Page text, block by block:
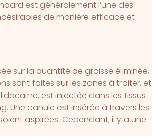
est généralement l’une des
de manière efficace et
sur la quantité de graisse éliminée,
sont faites sur les zones à traiter, et
est injectée dans les tissus
Une canule est insérée à travers les
aspirées. Cependant, il y a une